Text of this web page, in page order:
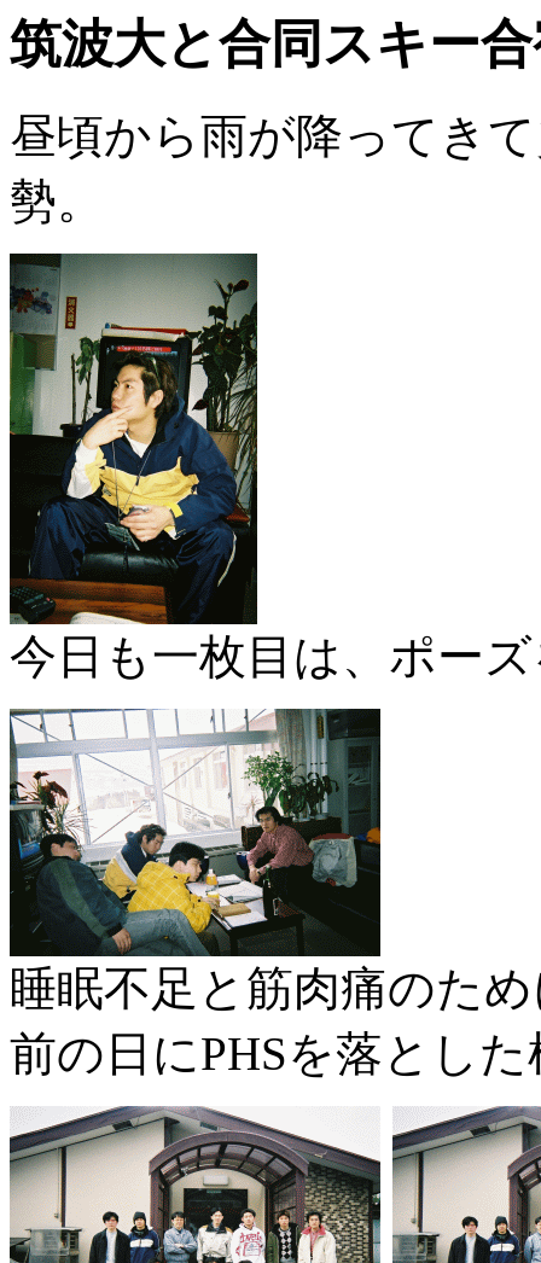
筑波大と合同スキー
昼頃から雨が降ってき
勢。
今日も一枚目は、ポー
睡眠不足と筋肉痛のた
前の日にPHSを落とし